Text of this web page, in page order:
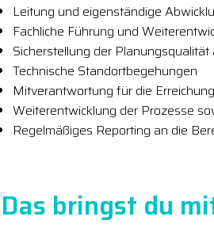
Leitung und eigenständige
Fachliche Führung und
Sicherstellung der
Technische Standortbegehungen
Mitverantwortung für die
Weiterentwicklung der Prozesse
Regelmäßiges Reporting an die
Das bringst du